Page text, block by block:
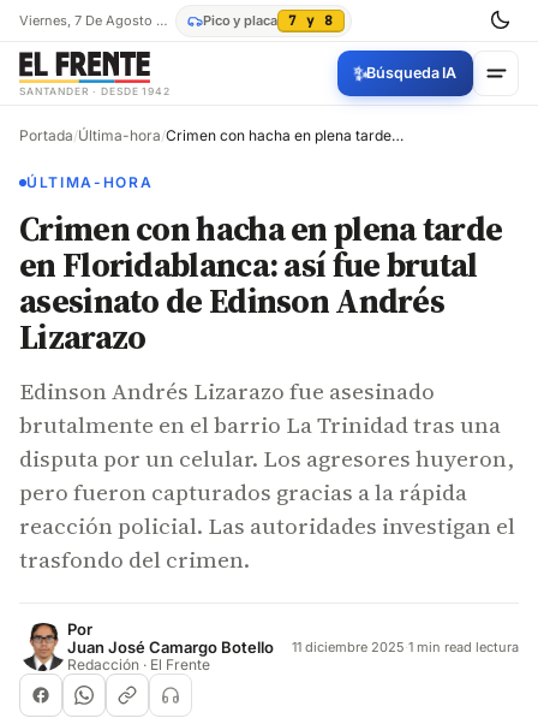
Viernes, 7 De Agosto De 2026 Pico y placa 7 y 8
SANTANDER · DESDE 1942
✨Búsqueda IA
Portada/Última-hora/ Crimen con hacha en plena tarde en Floridablanca: así fue brutal asesinato de Edinson Andrés Lizarazo
ÚLTIMA-HORA
Crimen con hacha en plena tarde
en Floridablanca: así fue brutal
asesinato de Edinson Andrés
Lizarazo
Edinson Andrés Lizarazo fue asesinado
brutalmente en el barrio La Trinidad tras una
disputa por un celular. Los agresores huyeron,
pero fueron capturados gracias a la rápida
reacción policial. Las autoridades investigan el
trasfondo del crimen.
Por
Juan José Camargo Botello
Redacción · El Frente
11 diciembre 2025·1 min read lectura